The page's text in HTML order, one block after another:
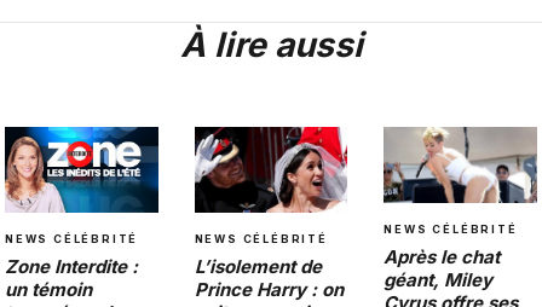
À lire aussi
NEWS CÉLÉBRITÉ
Zone Interdite :
un témoin
NEWS CÉLÉBRITÉ
L’isolement de
Prince Harry : on
NEWS CÉLÉBRITÉ
Après le chat
géant, Miley